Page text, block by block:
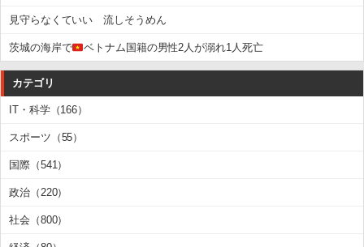
見守らなくていい 流しそうめん
茨城の海岸で ベトナム国籍の男性2人が溺れ1人死亡
カテゴリ
IT・科学（166）
スポーツ（55）
国際（541）
政治（220）
社会（800）